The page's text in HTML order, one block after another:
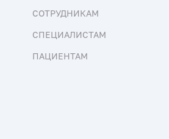
СОТРУДНИКАМ
СПЕЦИАЛИСТАМ
ПАЦИЕНТАМ